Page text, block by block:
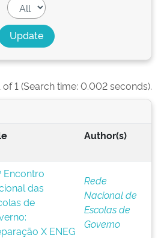
of 1 (Search time: 0.002 seconds).
Author(s)
Encontro
das
de
X ENEG
Rede
Nacional de
Escolas de
Governo